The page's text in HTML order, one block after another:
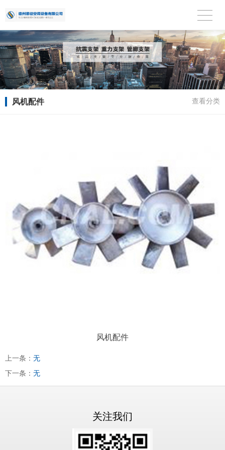
风机配件 查看分类
风机配件
上一条： 无
下一条： 无
关注我们